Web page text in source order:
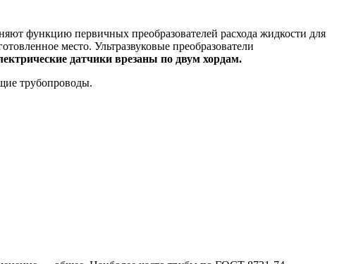
функцию первичных преобразователей расхода жидкости для
место. Ультразвуковые преобразователи
датчики врезаны по двум хордам.
трубопроводы.